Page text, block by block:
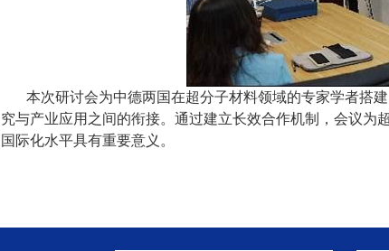
本次研讨会为中德两国在超分子材料领域的专家学者搭
究与产业应用之间的衔接。通过建立长效合作机制，会议为
国际化水平具有重要意义。